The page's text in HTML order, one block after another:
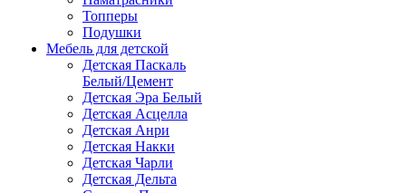
Топперы
Подушки
Мебель для детской
Детская Паскаль
Белый/Цемент
Детская Эра Белый
Детская Асцелла
Детская Анри
Детская Накки
Детская Чарли
Детская Дельта